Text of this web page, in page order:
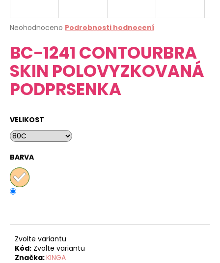
Průměrné
produktu
je
0,0
z
5
hvězdiček.
Neohodnoceno Podrobnosti hodnocení
BC-1241 CONTOURBRA
SKIN POLOVYZKOVANÁ
PODPRSENKA
VELIKOST
BARVA
Zvolte variantu
Kód: Zvolte variantu
Značka:KINGA
j
t
?
D
o
p
o
č
u
e